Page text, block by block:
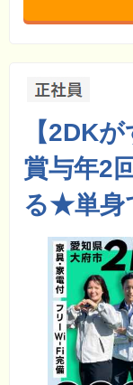
【2DK
賞与年2
る★単身